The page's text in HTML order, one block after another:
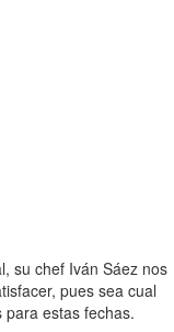
su chef Iván Sáez nos
pues sea cual
estas fechas.